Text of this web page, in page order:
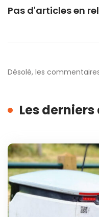
Pas d'articles en
Désolé, les
Les